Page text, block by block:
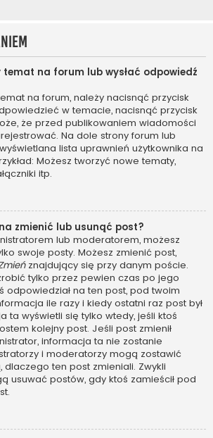
na forum lub wysłać odpowiedź
na forum, należy nacisnąć przycisk
w temacie, nacisnąć przycisk
że przed publikowaniem wiadomości
Na dole strony forum lub
lista uprawnień użytkownika na
Możesz tworzyć nowe tematy,
itp.
zmienić lub usunąć post?
lub moderatorem, możesz
swoje posty. Możesz zmienić post,
znajdujący się przy danym poście.
tylko przez pewien czas po jego
odpowiedział na ten post, pod twoim
ile razy i kiedy ostatni raz post był
ta wyświetli się tylko wtedy, jeśli ktoś
kolejny post. Jeśli post zmienił
informacja ta nie zostanie
i moderatorzy mogą zostawić
dlaczego ten post zmieniali. Zwykli
usuwać postów, gdy ktoś zamieścił pod